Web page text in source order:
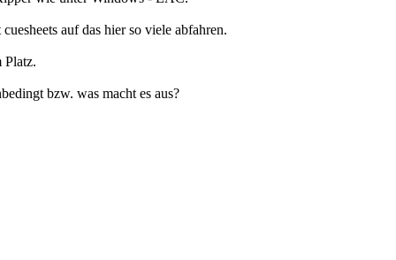
auf das hier so viele abfahren.
Platz.
bzw. was macht es aus?